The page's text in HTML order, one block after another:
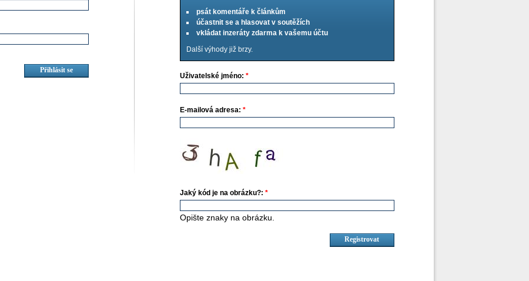
psát komentáře k článkům
účastnit se a hlasovat v soutěžích
vkládat inzeráty zdarma k vašemu účtu
Další výhody již brzy.
Uživatelské jméno: *
E-mailová adresa: *
Jaký kód je na obrázku?: *
Opište znaky na obrázku.